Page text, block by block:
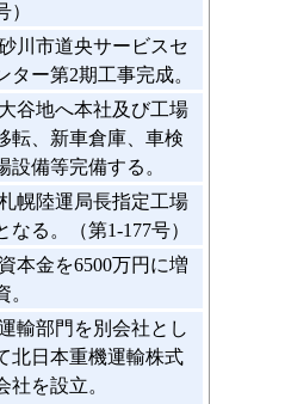
）
川市道央サービスセ
ター第2期工事完成。
大谷地へ本社及び工場
転、新車倉庫、車検
設備等完備する。
幌陸運局長指定工場
なる。（第1-177号）
資本金を6500万円に増
。
輸部門を別会社とし
北日本重機運輸株式
社を設立。